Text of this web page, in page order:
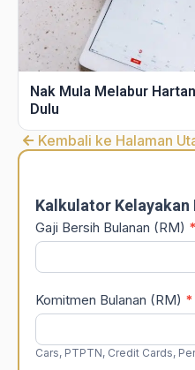
Nak Mula Melabur
Dulu
Kembali ke Halaman
Kalkulator Kelayakan
Gaji Bersih Bulanan (RM) *
Komitmen Bulanan (RM) *
Cars, PTPTN, Credit Cards,